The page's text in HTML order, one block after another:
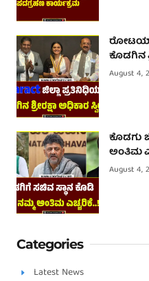
ಕೊಡಗಿನ
August 4,
ಕೊಡಗು
ಅಂತಿಮ
August 4,
Categories
Latest News